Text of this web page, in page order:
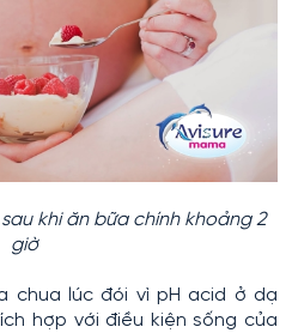
khi ăn bữa chính khoảng 2
giờ
chua lúc đói vì pH acid ở dạ
hợp với điều kiện sống của